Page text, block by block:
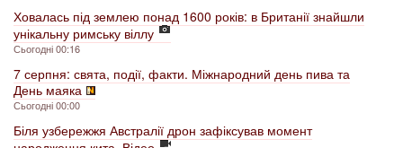
Ховалась під землею понад 1600 років: в Британії знайшли
унікальну римську віллу
Сьогодні 00:16
7 серпня: свята, події, факти. Міжнародний день пива та
День маяка
Сьогодні 00:00
Біля узбережжя Австралії дрон зафіксував момент